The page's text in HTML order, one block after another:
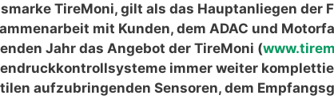
TireMoni, gilt als das Hauptanliegen der
mit Kunden, dem ADAC und
Jahr das Angebot der TireMoni (
immer weiter
aufzubringenden Sensoren, dem